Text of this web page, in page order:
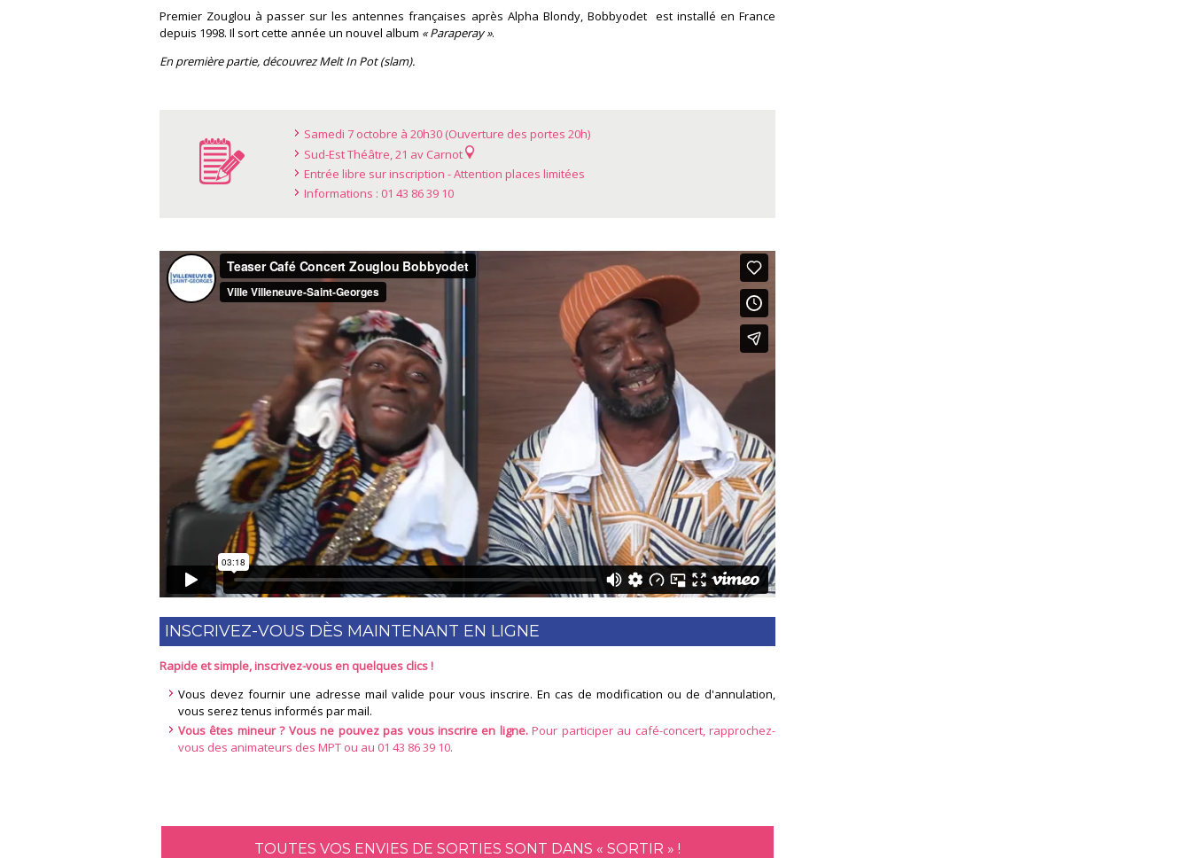
Premier Zouglou à passer sur les antennes françaises après Alpha Blondy, Bobbyodet est installé en France
depuis 1998. Il sort cette année un nouvel album « Paraperay ».
En première partie, découvrez Melt In Pot (slam).
Samedi 7 octobre à 20h30 (Ouverture des portes 20h)
Sud-Est Théâtre, 21 av Carnot
Entrée libre sur inscription - Attention places limitées
Informations : 01 43 86 39 10
INSCRIVEZ-VOUS DÈS MAINTENANT EN LIGNE
Rapide et simple, inscrivez-vous en quelques clics !
Vous devez fournir une adresse mail valide pour vous inscrire. En cas de modification ou de d'annulation,
vous serez tenus informés par mail.
Vous êtes mineur ? Vous ne pouvez pas vous inscrire en ligne.Pour participer au café-concert, rapprochez-
vous des animateurs des MPT ou au 01 43 86 39 10.
TOUTES VOS ENVIES DE SORTIES SONT DANS « SORTIR » !